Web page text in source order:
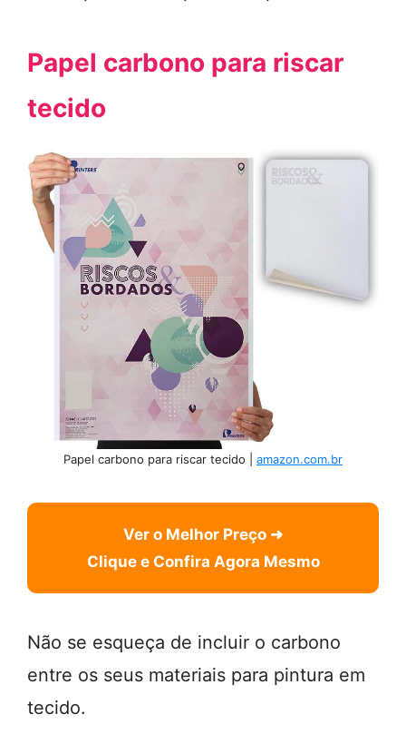
Papel carbono para riscar
tecido
Papel carbono para riscar tecido | amazon.com.br
Ver o Melhor Preço ➜
Clique e Confira Agora Mesmo
Não se esqueça de incluir o carbono
entre os seus materiais para pintura em
tecido.